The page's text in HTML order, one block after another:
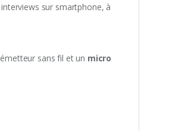
sur smartphone, à
sans fil et un micro